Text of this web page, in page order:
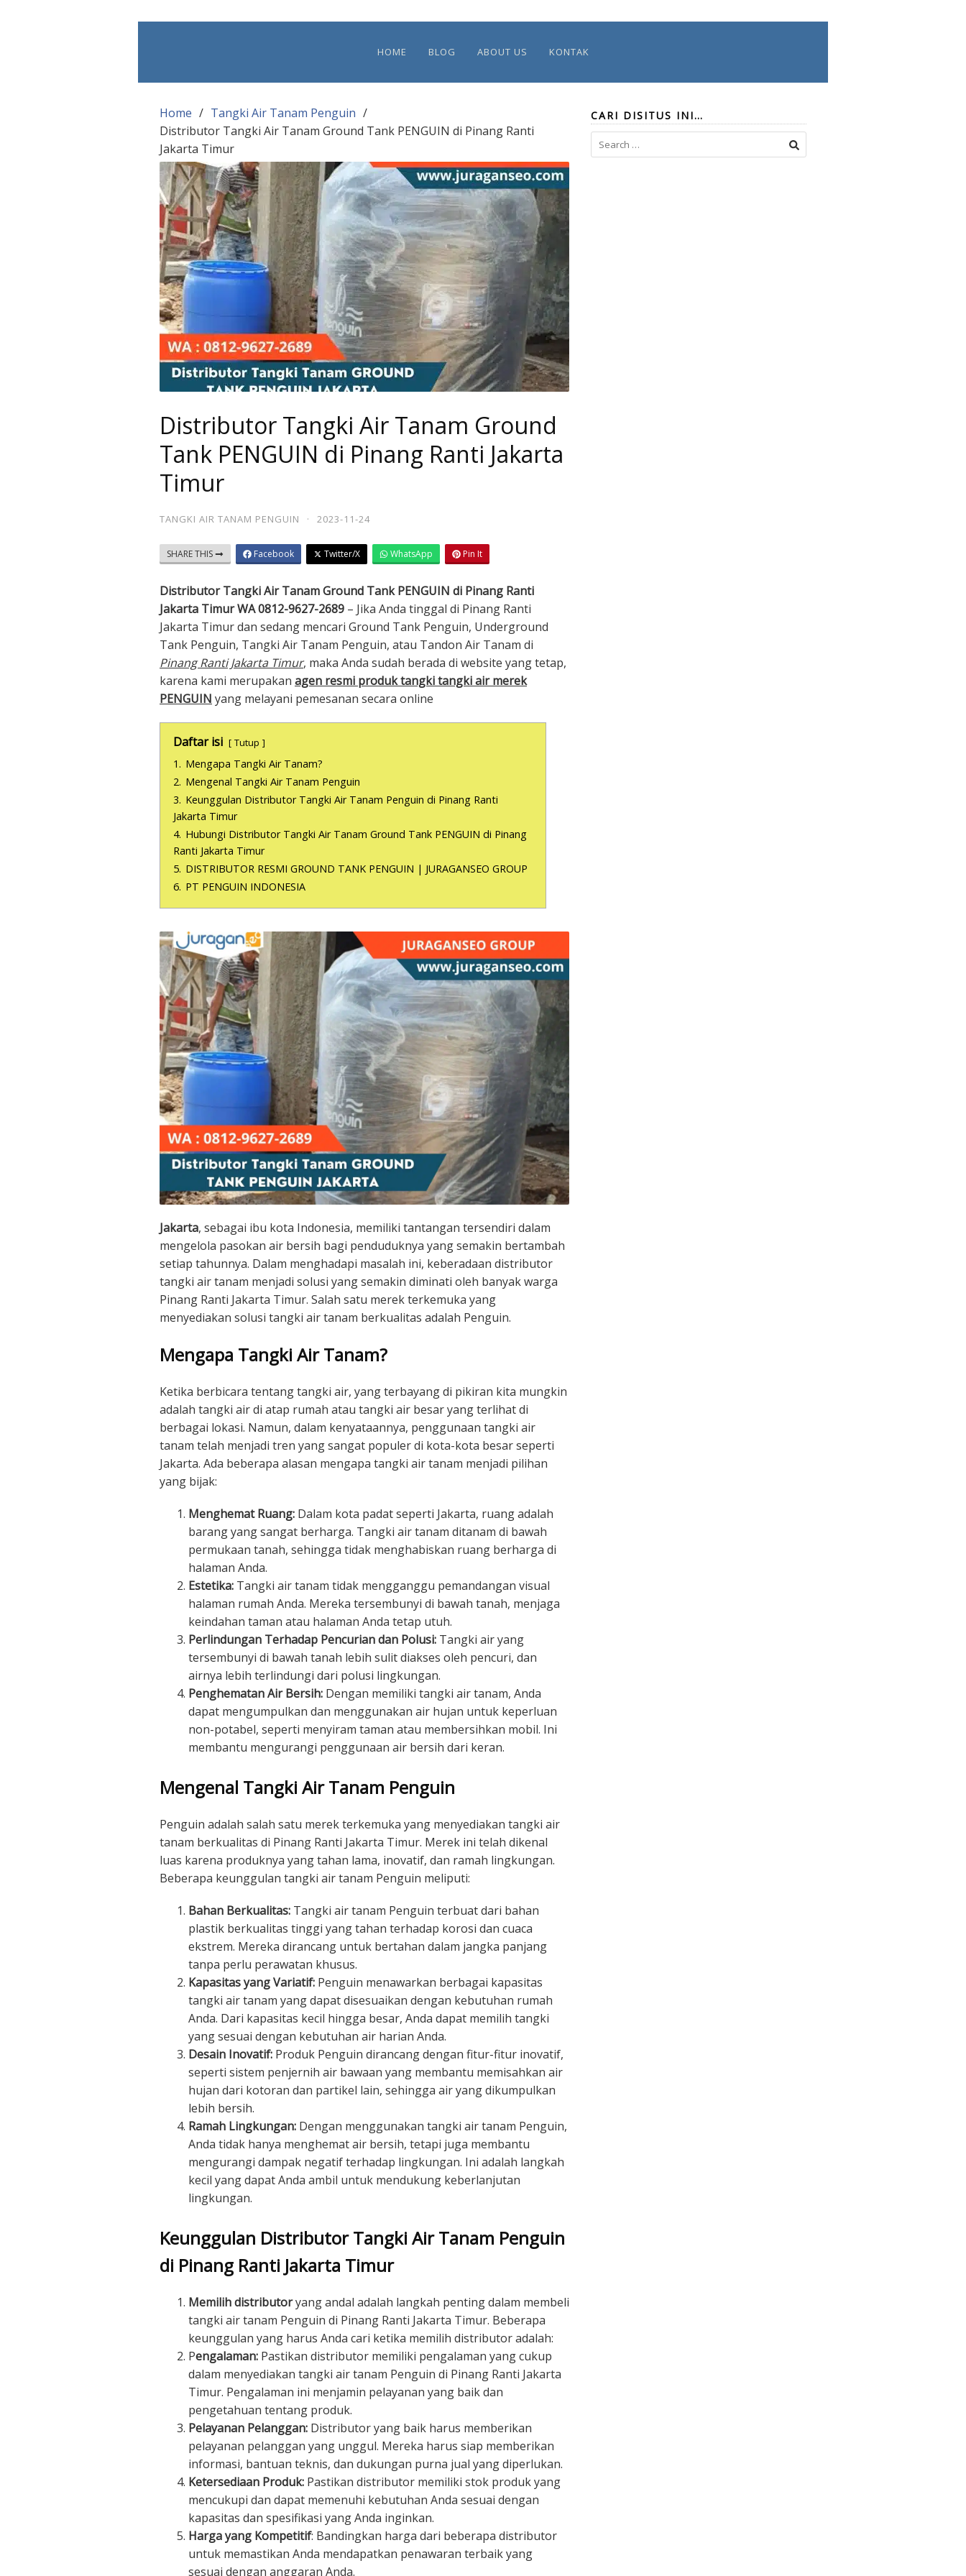
HOME BLOG ABOUT US KONTAK
Home
Tangki Air Tanam Penguin
Distributor Tangki Air Tanam Ground Tank PENGUIN di Pinang Ranti
Jakarta Timur
Distributor Tangki Air Tanam Ground
Tank PENGUIN di Pinang Ranti Jakarta
Timur
TANGKI AIR TANAM PENGUIN · 2023-11-24
SHARE THIS Facebook Twitter/X WhatsApp Pin It
Distributor Tangki Air Tanam Ground Tank PENGUIN di Pinang Ranti
Jakarta Timur WA 0812-9627-2689 – Jika Anda tinggal di Pinang Ranti
Jakarta Timur dan sedang mencari Ground Tank Penguin, Underground
Tank Penguin, Tangki Air Tanam Penguin, atau Tandon Air Tanam di
Pinang Ranti Jakarta Timur, maka Anda sudah berada di website yang tetap,
karena kami merupakan agen resmi produk tangki tangki air merek
PENGUIN yang melayani pemesanan secara online
Daftar isi Tutup
1. Mengapa Tangki Air Tanam?
2. Mengenal Tangki Air Tanam Penguin
3. Keunggulan Distributor Tangki Air Tanam Penguin di Pinang Ranti
Jakarta Timur
4. Hubungi Distributor Tangki Air Tanam Ground Tank PENGUIN di Pinang
Ranti Jakarta Timur
5. DISTRIBUTOR RESMI GROUND TANK PENGUIN | JURAGANSEO GROUP
6. PT PENGUIN INDONESIA
Jakarta, sebagai ibu kota Indonesia, memiliki tantangan tersendiri dalam
mengelola pasokan air bersih bagi penduduknya yang semakin bertambah
setiap tahunnya. Dalam menghadapi masalah ini, keberadaan distributor
tangki air tanam menjadi solusi yang semakin diminati oleh banyak warga
Pinang Ranti Jakarta Timur. Salah satu merek terkemuka yang
menyediakan solusi tangki air tanam berkualitas adalah Penguin.
Mengapa Tangki Air Tanam?
Ketika berbicara tentang tangki air, yang terbayang di pikiran kita mungkin
adalah tangki air di atap rumah atau tangki air besar yang terlihat di
berbagai lokasi. Namun, dalam kenyataannya, penggunaan tangki air
tanam telah menjadi tren yang sangat populer di kota-kota besar seperti
Jakarta. Ada beberapa alasan mengapa tangki air tanam menjadi pilihan
yang bijak:
Menghemat Ruang: Dalam kota padat seperti Jakarta, ruang adalah
barang yang sangat berharga. Tangki air tanam ditanam di bawah
permukaan tanah, sehingga tidak menghabiskan ruang berharga di
halaman Anda.
Estetika: Tangki air tanam tidak mengganggu pemandangan visual
halaman rumah Anda. Mereka tersembunyi di bawah tanah, menjaga
keindahan taman atau halaman Anda tetap utuh.
Perlindungan Terhadap Pencurian dan Polusi: Tangki air yang
tersembunyi di bawah tanah lebih sulit diakses oleh pencuri, dan
airnya lebih terlindungi dari polusi lingkungan.
Penghematan Air Bersih: Dengan memiliki tangki air tanam, Anda
dapat mengumpulkan dan menggunakan air hujan untuk keperluan
non-potabel, seperti menyiram taman atau membersihkan mobil. Ini
membantu mengurangi penggunaan air bersih dari keran.
Mengenal Tangki Air Tanam Penguin
Penguin adalah salah satu merek terkemuka yang menyediakan tangki air
tanam berkualitas di Pinang Ranti Jakarta Timur. Merek ini telah dikenal
luas karena produknya yang tahan lama, inovatif, dan ramah lingkungan.
Beberapa keunggulan tangki air tanam Penguin meliputi:
Bahan Berkualitas: Tangki air tanam Penguin terbuat dari bahan
plastik berkualitas tinggi yang tahan terhadap korosi dan cuaca
ekstrem. Mereka dirancang untuk bertahan dalam jangka panjang
tanpa perlu perawatan khusus.
Kapasitas yang Variatif: Penguin menawarkan berbagai kapasitas
tangki air tanam yang dapat disesuaikan dengan kebutuhan rumah
Anda. Dari kapasitas kecil hingga besar, Anda dapat memilih tangki
yang sesuai dengan kebutuhan air harian Anda.
Desain Inovatif: Produk Penguin dirancang dengan fitur-fitur inovatif,
seperti sistem penjernih air bawaan yang membantu memisahkan air
hujan dari kotoran dan partikel lain, sehingga air yang dikumpulkan
lebih bersih.
Ramah Lingkungan: Dengan menggunakan tangki air tanam Penguin,
Anda tidak hanya menghemat air bersih, tetapi juga membantu
mengurangi dampak negatif terhadap lingkungan. Ini adalah langkah
kecil yang dapat Anda ambil untuk mendukung keberlanjutan
lingkungan.
Keunggulan Distributor Tangki Air Tanam Penguin
di Pinang Ranti Jakarta Timur
Memilih distributoryang andal adalah langkah penting dalam membeli
tangki air tanam Penguin di Pinang Ranti Jakarta Timur. Beberapa
keunggulan yang harus Anda cari ketika memilih distributor adalah:
Pengalaman: Pastikan distributor memiliki pengalaman yang cukup
dalam menyediakan tangki air tanam Penguin di Pinang Ranti Jakarta
Timur. Pengalaman ini menjamin pelayanan yang baik dan
pengetahuan tentang produk.
Pelayanan Pelanggan: Distributor yang baik harus memberikan
pelayanan pelanggan yang unggul. Mereka harus siap memberikan
informasi, bantuan teknis, dan dukungan purna jual yang diperlukan.
Ketersediaan Produk: Pastikan distributor memiliki stok produk yang
mencukupi dan dapat memenuhi kebutuhan Anda sesuai dengan
kapasitas dan spesifikasi yang Anda inginkan.
Harga yang Kompetitif: Bandingkan harga dari beberapa distributor
untuk memastikan Anda mendapatkan penawaran terbaik yang
sesuai dengan anggaran Anda.
CARI DISITUS INI…
Search
for: